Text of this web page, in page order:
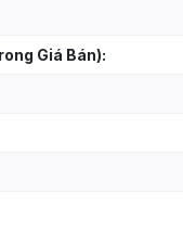
Giá Bán):